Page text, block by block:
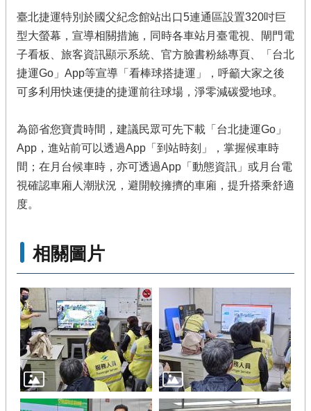
臺北捷運特別於國父紀念館站出口5連通區設置320吋巨
型大螢幕，宣導相關措施，同時各車站月臺電視、閘門電
子看板、旅客資訊顯示系統、官方臉書粉絲專頁、「台北
捷運Go」App等宣導「看棒球搭捷運」，呼籲大家之後
可多利用快速便捷的捷運前往球場，淨零減碳愛地球。
為節省您寶貴時間，建議民眾可先下載「台北捷運Go」
App，進站前可以透過App「到站時刻」，掌握候車時
間；在月台候車時，亦可透過App「動態資訊」或月台電
視確認車廂人潮狀況，避開較擁擠的車廂，提升搭乘舒適
度。
相關圖片